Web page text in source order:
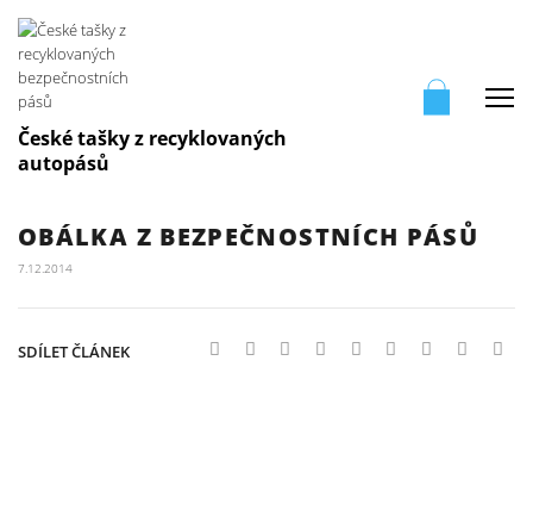
České tašky z recyklovaných
autopásů
OBÁLKA Z BEZPEČNOSTNÍCH PÁSŮ
7.12.2014
SDÍLET ČLÁNEK